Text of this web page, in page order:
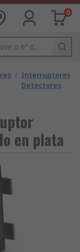
0
/ Interruptores
Detectores
en plata